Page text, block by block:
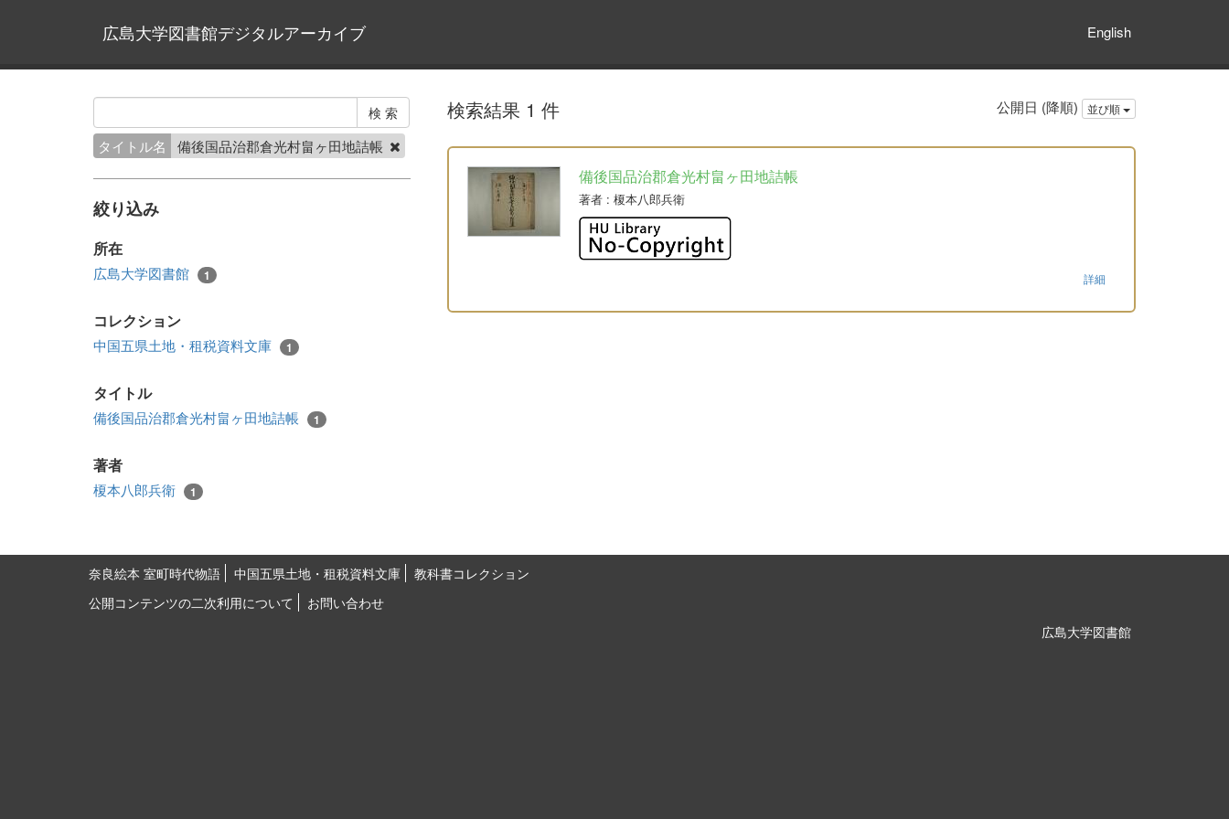
広島大学図書館デジタルアーカイブ English
タイトル名 備後国品治郡倉光村畠ヶ田地詰帳
絞り込み
所在
広島大学図書館 1
コレクション
中国五県土地・租税資料文庫 1
タイトル
備後国品治郡倉光村畠ヶ田地詰帳 1
著者
榎本八郎兵衛 1
検索結果 1 件 公開日 (降順) 並び順
備後国品治郡倉光村畠ヶ田地詰帳
著者: 榎本八郎兵衛
詳細
奈良絵本 室町時代物語 中国五県土地・租税資料文庫
教科書コレクション
公開コンテンツの二次利用について
お問い合わせ
広島大学図書館